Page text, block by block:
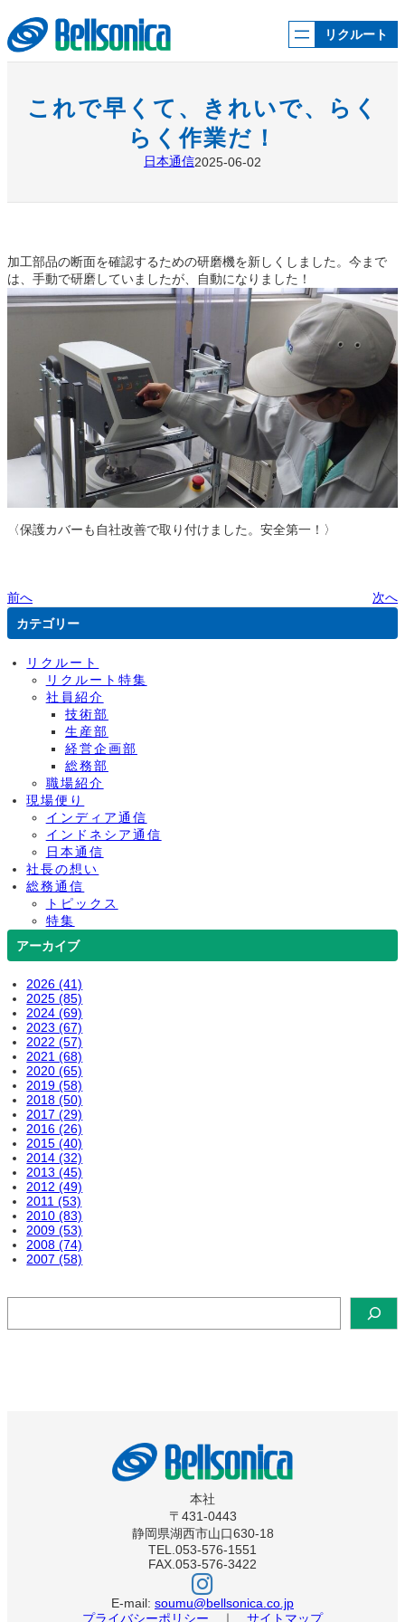
容
を
ス
リクルート
これで早くて、きれいで、らく
らく作業だ！
日本通信2025-06-02
加工部品の断面を確認するための研磨機を新しくしました。今まで
は、手動で研磨していましたが、自動になりました！
〈保護カバーも自社改善で取り付けました。安全第一！〉
前へ
次へ
カテゴリー
リクルート
リクルート特集
社員紹介
技術部
生産部
経営企画部
総務部
職場紹介
現場便り
インディア通信
インドネシア通信
日本通信
社長の想い
総務通信
トピックス
特集
アーカイブ
2026 (41)
2025 (85)
2024 (69)
2023 (67)
2022 (57)
2021 (68)
2020 (65)
2019 (58)
2018 (50)
2017 (29)
2016 (26)
2015 (40)
2014 (32)
2013 (45)
2012 (49)
2011 (53)
2010 (83)
2009 (53)
2008 (74)
2007 (58)
本社
〒431-0443
静岡県湖西市山口630-18
TEL.053-576-1551
FAX.053-576-3422
ベ
ル
ソ
ニ
E-mail: soumu@bellsonica.co.jp
プライバシーポリシー ｜ サイトマップ